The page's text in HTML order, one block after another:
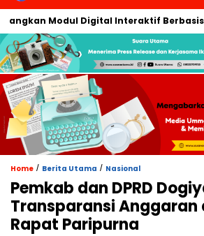
Modul Digital Interaktif Berbasis AI
Home / Berita Utama / Nasional
Pemkab dan DPRD
Transparansi Anggaran
Rapat Paripurna